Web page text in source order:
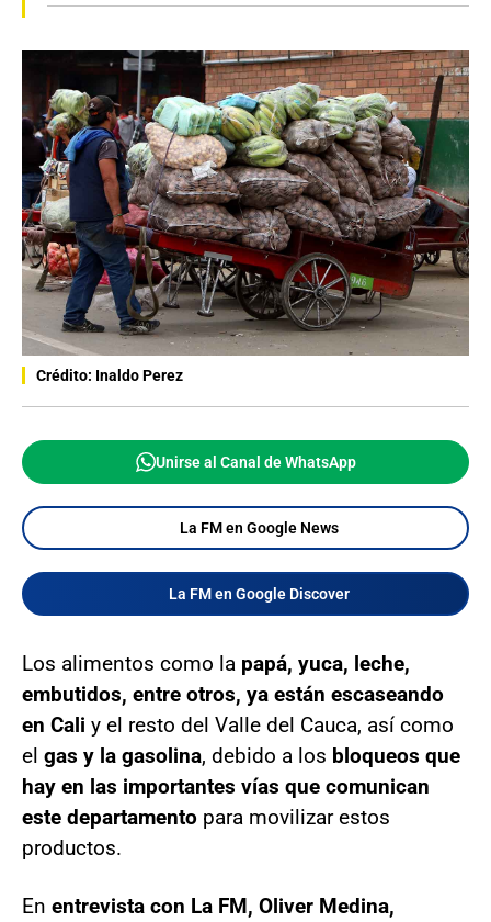
Crédito: Inaldo Perez
Unirse al Canal de WhatsApp
La FM en Google News
La FM en Google Discover
Los alimentos como la papá, yuca, leche,
embutidos, entre otros, ya están escaseando
en Cali y el resto del Valle del Cauca, así como
el gas y la gasolina, debido a los bloqueos que
hay en las importantes vías que comunican
este departamento para movilizar estos
productos.
En entrevista con La FM, Oliver Medina,